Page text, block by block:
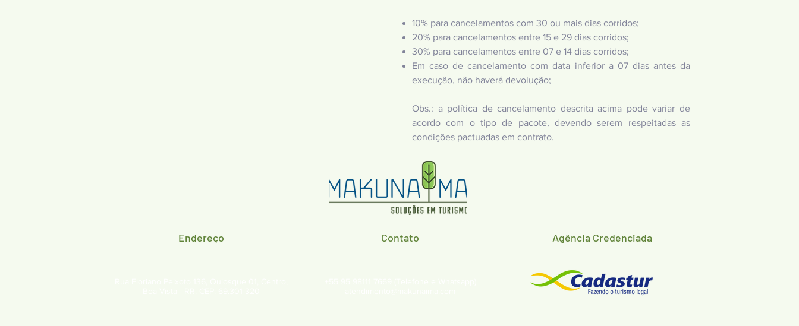
10% para cancelamentos com 30 ou mais dias corridos;
20% para cancelamentos entre 15 e 29 dias corridos;
30% para cancelamentos entre 07 e 14 dias corridos;
Em caso de cancelamento com data inferior a 07 dias antes da
execução, não haverá devolução;
Obs.: a política de cancelamento descrita acima pode variar de
acordo com o tipo de pacote, devendo serem respeitadas as
condições pactuadas em contrato.
Endereço Contato Agência Credenciada